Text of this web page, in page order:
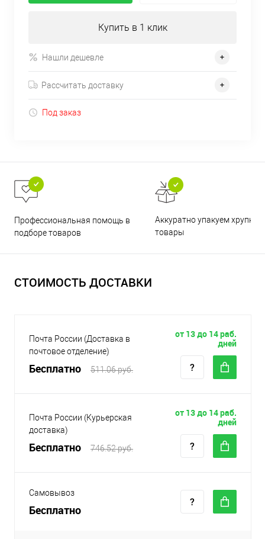
Купить в 1 клик
Нашли дешевле
Рассчитать доставку
Под заказ
Профессиональная помощь в
подборе товаров
Аккуратно упакуем хрупкие
товары
СТОИМОСТЬ ДОСТАВКИ
Почта России (Доставка в
почтовое отделение)
Бесплатно 511.06 руб.
от 13 до 14 раб.
дней
Почта России (Курьерская
доставка)
Бесплатно 746.52 руб.
от 13 до 14 раб.
дней
Самовывоз
Бесплатно